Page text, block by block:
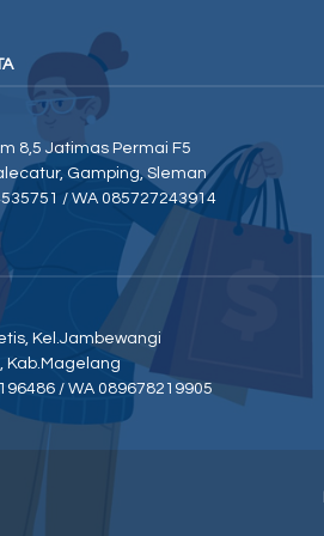
8,5 Jatimas Permai F5
Gamping, Sleman
/ WA 085727243914
Kel.Jambewangi
Kab.Magelang
/ WA 089678219905